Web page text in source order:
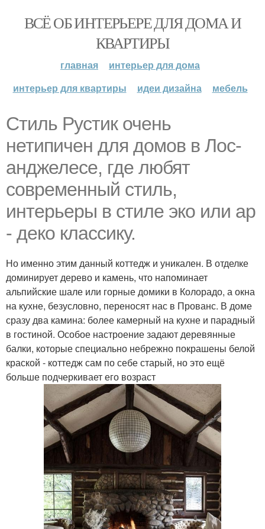
ВСЁ ОБ ИНТЕРЬЕРЕ ДЛЯ ДОМА И
КВАРТИРЫ
главная
интерьер для дома
интерьер для квартиры
идеи дизайна мебель
Стиль Рустик очень
нетипичен для домов в Лос-
анджелесе, где любят
современный стиль,
интерьеры в стиле эко или ар
- деко классику.
Но именно этим данный коттедж и уникален. В отделке
доминирует дерево и камень, что напоминает
альпийские шале или горные домики в Колорадо, а окна
на кухне, безусловно, переносят нас в Прованс. В доме
сразу два камина: более камерный на кухне и парадный
в гостиной. Особое настроение задают деревянные
балки, которые специально небрежно покрашены белой
краской - коттедж сам по себе старый, но это ещё
больше подчеркивает его возраст